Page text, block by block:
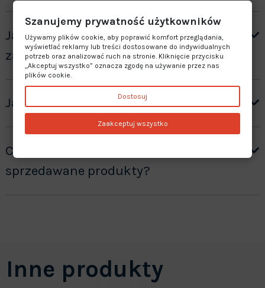
Jak otrzymać wycenę produktów ”na
zamówienie”?
Jaki jest czas realizacji zamówienia?
Czy oferujecie gwarancję na
sprzedawane produkty?
Inne produkty
Szanujemy prywatność użytkowników
Używamy plików cookie, aby poprawić komfort przeglądania,
wyświetlać reklamy lub treści dostosowane do indywidualnych
potrzeb oraz analizować ruch na stronie. Kliknięcie przycisku
„Akceptuj wszystko” oznacza zgodę na używanie przez nas
plików cookie.
Dostosuj
Zaakceptuj wszystko